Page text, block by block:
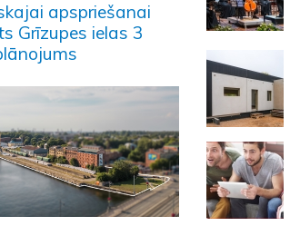
apspriešanai
Grīzupes ielas 3